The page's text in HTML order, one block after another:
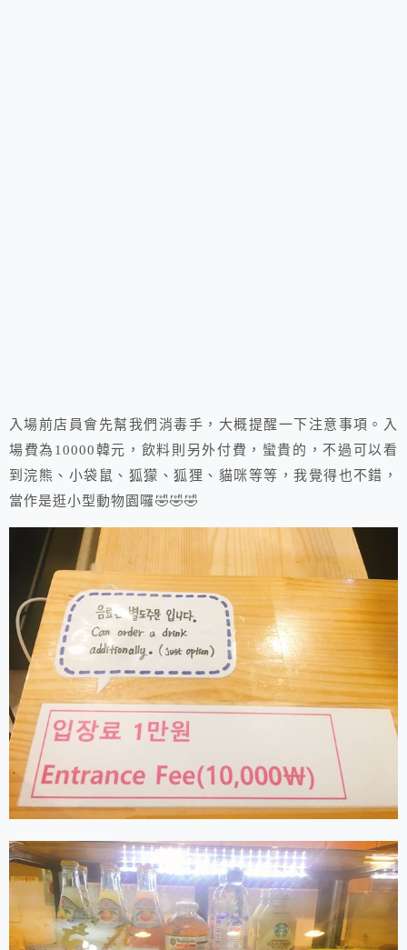
入場前店員會先幫我們消毒手，大概提醒一下注意事項。入
場費為10000韓元，飲料則另外付費，蠻貴的，不過可以看
到浣熊、小袋鼠、狐獴、狐狸、貓咪等等，我覺得也不錯，
當作是逛小型動物園囉🤣🤣🤣